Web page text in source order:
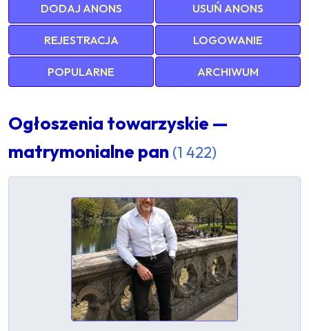
DODAJ ANONS USUŃ ANONS
REJESTRACJA LOGOWANIE
POPULARNE ARCHIWUM
Ogłoszenia towarzyskie —
matrymonialne pan (1 422)